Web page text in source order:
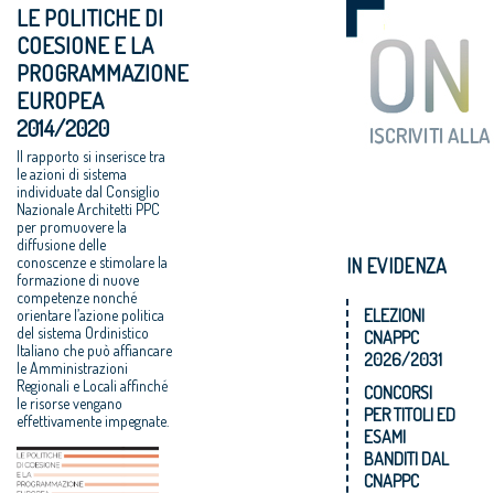
LE POLITICHE DI
COESIONE E LA
PROGRAMMAZIONE
EUROPEA
2014/2020
Il rapporto si inserisce tra
le azioni di sistema
individuate dal Consiglio
Nazionale Architetti PPC
per promuovere la
diffusione delle
conoscenze e stimolare la
formazione di nuove
competenze nonché
orientare l’azione politica
del sistema Ordinistico
Italiano che può affiancare
le Amministrazioni
Regionali e Locali affinché
le risorse vengano
effettivamente impegnate.
IN EVIDENZA
ELEZIONI
CNAPPC
2026/2031
CONCORSI
PER TITOLI ED
ESAMI
BANDITI DAL
CNAPPC